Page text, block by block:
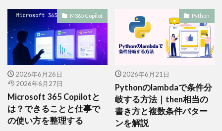
M365 Copilot
2026年6月26日
2026年6月27日
Microsoft 365 Copilotと
は？できることと仕事で
の使い方を整理する
Python
2026年6月21日
Pythonのlambdaで条件分
岐する方法｜then相当の
書き方と複数条件パター
ンを解説